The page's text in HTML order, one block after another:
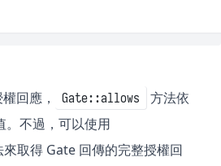
回應， Gate::allows
方法依
。不過，可以使用
來取得 Gate 回傳的完整授權回